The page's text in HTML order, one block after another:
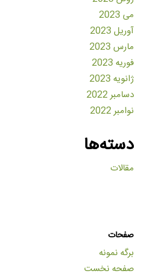
می 2023
آوریل 2023
مارس 2023
فوریه 2023
ژانویه 2023
دسامبر 2022
نوامبر 2022
دسته‌ها
مقالات
صفحات
برگه نمونه
صفحه نخست